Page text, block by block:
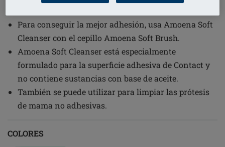
Para conseguir la mejor adhesión, usa Amoena Soft
Cleanser con el cepillo Amoena Soft Brush.
Amoena Soft Cleanser está especialmente
formulado para la superficie adhesiva de Contact y
no contiene sustancias con base de aceite.
También se puede utilizar para limpiar las prótesis
de mama no adhesivas.
COLORES